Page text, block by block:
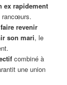
ex rapidement
rancœurs.
revenir
son mari, le
combiné à
une union